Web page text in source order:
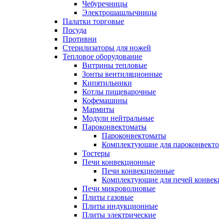
Чебуречницы
Электрошашлычницы
Палатки торговые
Посуда
Противни
Стерилизаторы для ножей
Тепловое оборудование
Витрины тепловые
Зонты вентиляционные
Кипятильники
Котлы пищеварочные
Кофемашины
Мармиты
Модули нейтральные
Пароконвектоматы
Пароконвектоматы
Комплектующие для
Тостеры
Печи конвекционные
Печи конвекционные
Комплектующие для печей
Печи микроволновые
Плиты газовые
Плиты индукционные
Плиты электрические